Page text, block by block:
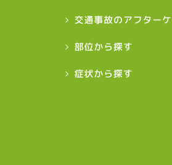
交通事故のアフター
部位から探す
症状から探す